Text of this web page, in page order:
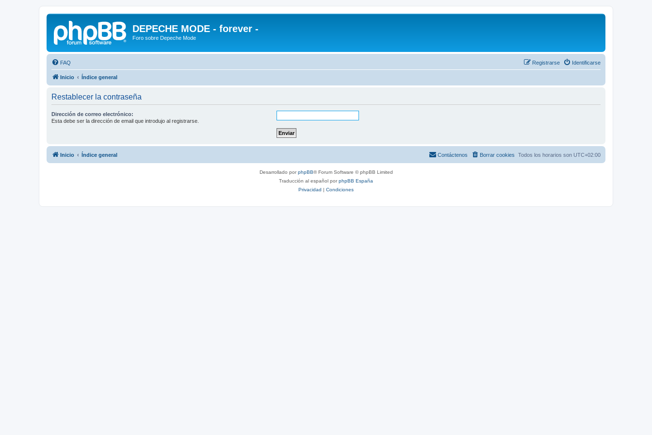
DEPECHE MODE - forever -
Foro sobre Depeche Mode
FAQ Identificarse
Registrarse
Inicio Índice general
Restablecer la contraseña
Dirección de correo electrónico:
Esta debe ser la dirección de email que introdujo al registrarse.
Inicio Índice general Todos los horarios son UTC+02:00
Borrar cookies
Contáctenos
Desarrollado porphpBB® Forum Software © phpBB Limited
Traducción al español porphpBB España
Privacidad | Condiciones